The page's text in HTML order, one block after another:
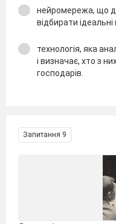
нейромережа, що
відбирати
технологія, яка
і визначає, хто з
господарів.
Запитання 9